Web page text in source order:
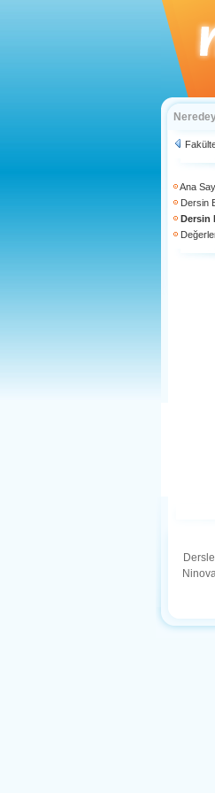
Ana
Dersin
Dersin